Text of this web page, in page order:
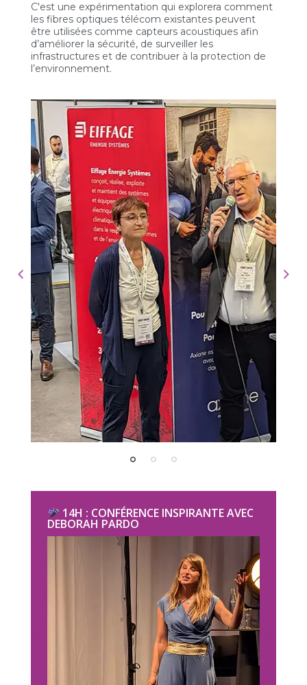
C'est une expérimentation qui explorera comment
les fibres optiques télécom existantes peuvent
être utilisées comme capteurs acoustiques afin
d’améliorer la sécurité, de surveiller les
infrastructures et de contribuer à la protection de
l’environnement.
14H : CONFÉRENCE INSPIRANTE AVEC
DEBORAH PARDO